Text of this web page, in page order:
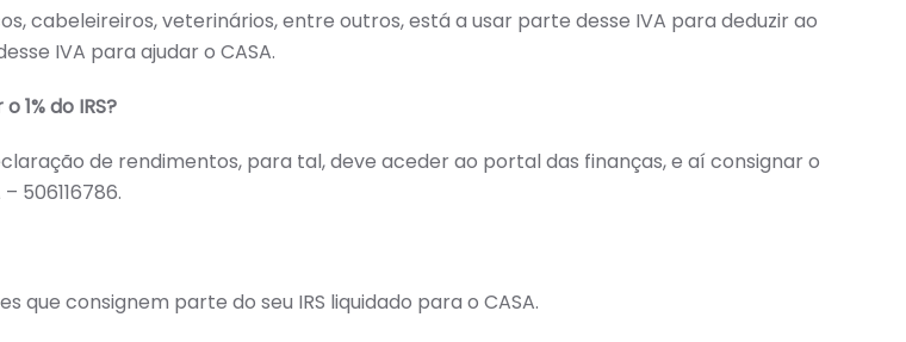
cabeleireiros, veterinários, entre outros, está a usar parte desse IVA para deduzir ao
IVA para ajudar o CASA.
1% do IRS?
de rendimentos, para tal, deve aceder ao portal das finanças, e aí consignar o
506116786.
que consignem parte do seu IRS liquidado para o CASA.